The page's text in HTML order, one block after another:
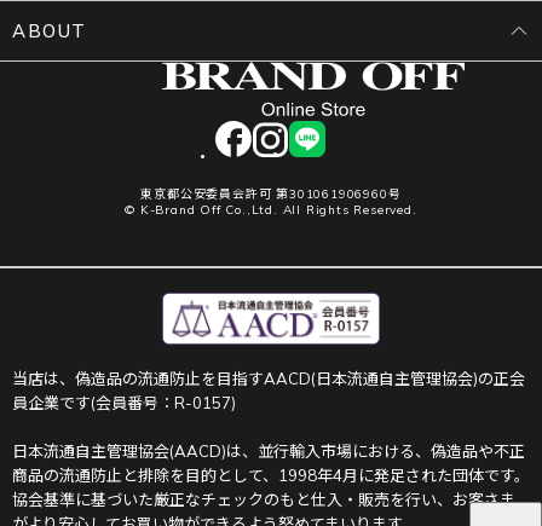
facebookinstagram
LINE
東京都公安委員会許可 第301061906960号
© K-Brand Off Co.,Ltd. All Rights Reserved.
ABOUT
当店は、偽造品の流通防止を目指すAACD(日本流通自主管理協会)の正会
員企業です(会員番号：R-0157)
日本流通自主管理協会(AACD)は、並行輸入市場における、偽造品や不正
商品の流通防止と排除を目的として、1998年4月に発足された団体です。
協会基準に基づいた厳正なチェックのもと仕入・販売を行い、お客さま